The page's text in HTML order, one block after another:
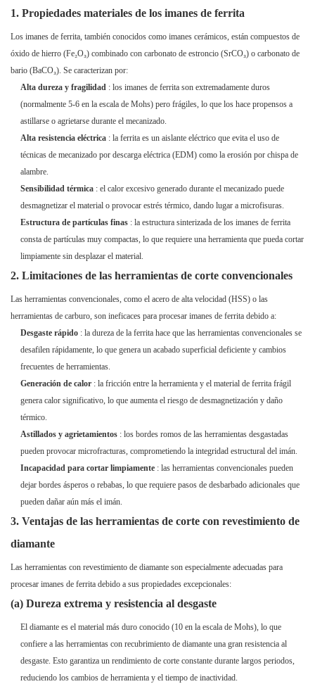
1. Propiedades materiales de los imanes de ferrita
Los imanes de ferrita, también conocidos como imanes cerámicos, están compuestos de
óxido de hierro (Fe₂O₃) combinado con carbonato de estroncio (SrCO₃) o carbonato de
bario (BaCO₃). Se caracterizan por:
Alta dureza y fragilidad : los imanes de ferrita son extremadamente duros
(normalmente 5-6 en la escala de Mohs) pero frágiles, lo que los hace propensos a
astillarse o agrietarse durante el mecanizado.
Alta resistencia eléctrica : la ferrita es un aislante eléctrico que evita el uso de
técnicas de mecanizado por descarga eléctrica (EDM) como la erosión por chispa de
alambre.
Sensibilidad térmica : el calor excesivo generado durante el mecanizado puede
desmagnetizar el material o provocar estrés térmico, dando lugar a microfisuras.
Estructura de partículas finas : la estructura sinterizada de los imanes de ferrita
consta de partículas muy compactas, lo que requiere una herramienta que pueda cortar
limpiamente sin desplazar el material.
2. Limitaciones de las herramientas de corte convencionales
Las herramientas convencionales, como el acero de alta velocidad (HSS) o las
herramientas de carburo, son ineficaces para procesar imanes de ferrita debido a:
Desgaste rápido : la dureza de la ferrita hace que las herramientas convencionales se
desafilen rápidamente, lo que genera un acabado superficial deficiente y cambios
frecuentes de herramientas.
Generación de calor : la fricción entre la herramienta y el material de ferrita frágil
genera calor significativo, lo que aumenta el riesgo de desmagnetización y daño
térmico.
Astillados y agrietamientos : los bordes romos de las herramientas desgastadas
pueden provocar microfracturas, comprometiendo la integridad estructural del imán.
Incapacidad para cortar limpiamente : las herramientas convencionales pueden
dejar bordes ásperos o rebabas, lo que requiere pasos de desbarbado adicionales que
pueden dañar aún más el imán.
3. Ventajas de las herramientas de corte con revestimiento de
diamante
Las herramientas con revestimiento de diamante son especialmente adecuadas para
procesar imanes de ferrita debido a sus propiedades excepcionales:
(a) Dureza extrema y resistencia al desgaste
El diamante es el material más duro conocido (10 en la escala de Mohs), lo que
confiere a las herramientas con recubrimiento de diamante una gran resistencia al
desgaste. Esto garantiza un rendimiento de corte constante durante largos periodos,
reduciendo los cambios de herramienta y el tiempo de inactividad.